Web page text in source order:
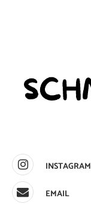
INSTAGRAM
EMAIL